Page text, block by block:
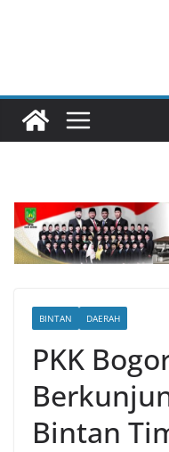
BINTAN DAERAH
PKK
Bintan